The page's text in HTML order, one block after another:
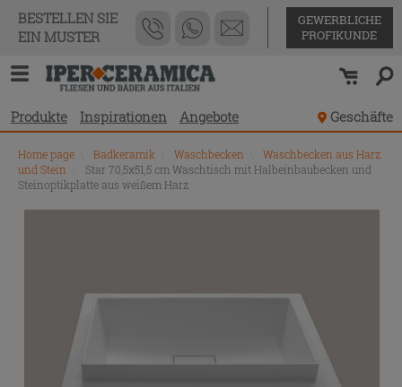
BESTELLEN SIE
EIN MUSTER
GEWERBLICHE
PROFIKUNDE
Produkte Inspirationen Angebote Geschäfte
Home page Badkeramik Waschbecken
Waschbecken aus Harz
und Stein
Star 70,5x51,5 cm Waschtisch mit Halbeinbaubecken und
Steinoptikplatte aus weißem Harz